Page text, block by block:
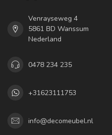
Venrayseweg 4
5861 BD Wanssum
Nederland
0478 234 235
+31623111753
info@decomeubel.nl